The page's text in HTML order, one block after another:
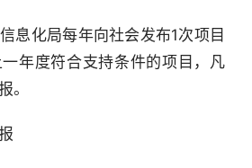
化局每年向社会发布1次项目
年度符合支持条件的项目，凡
。